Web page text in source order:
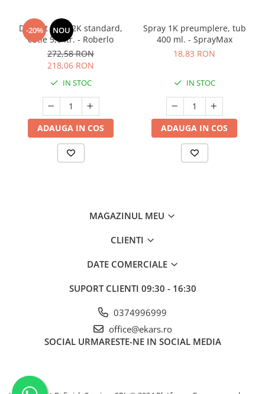
-20% NOU
Diluant S322 2K standard,
cutie 5,0 ltr. - Roberlo
272,58 RON
218,06 RON
IN STOC
ADAUGA IN COS
Spray 1K preumplere, tub
400 ml. - SprayMax
18,83 RON
IN STOC
ADAUGA IN COS
MAGAZINUL MEU
CLIENTI
DATE COMERCIALE
SUPORT CLIENTI 09:30 - 16:30
0374996999
office@ekars.ro
SOCIAL URMARESTE-NE IN SOCIAL MEDIA